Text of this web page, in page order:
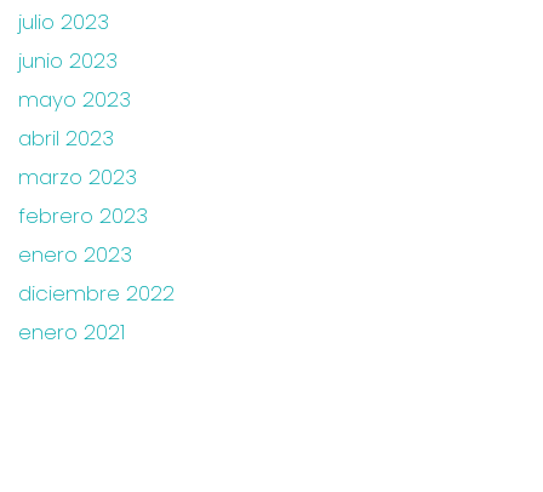
julio 2023
junio 2023
mayo 2023
abril 2023
marzo 2023
febrero 2023
enero 2023
diciembre 2022
enero 2021